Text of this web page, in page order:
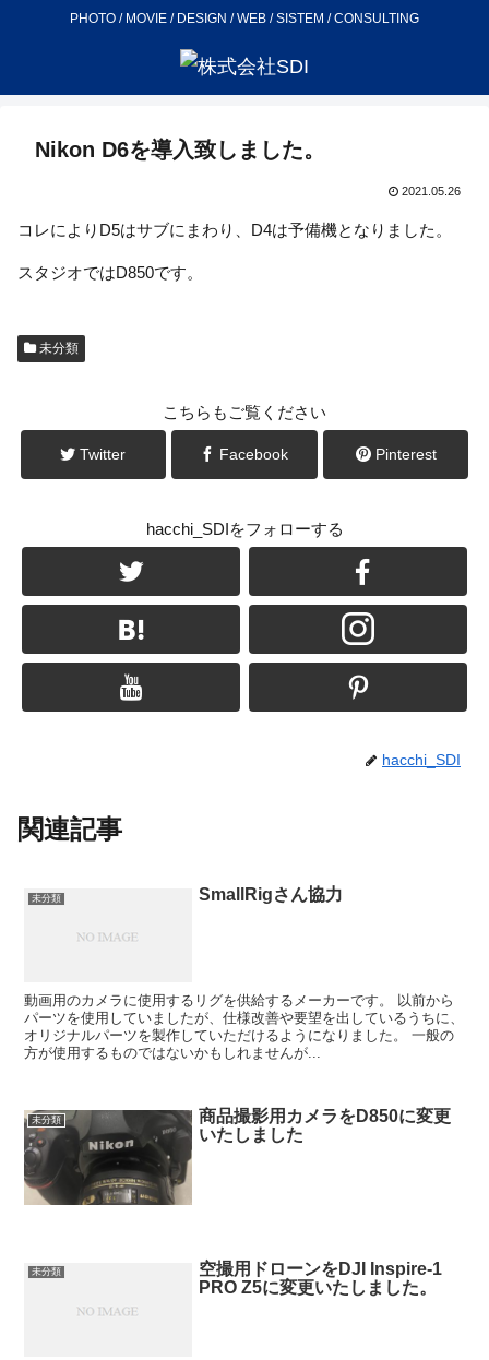
PHOTO / MOVIE / DESIGN / WEB / SISTEM / CONSULTING
Nikon D6を導入致しました。
2021.05.26
コレによりD5はサブにまわり、D4は予備機となりました。
スタジオではD850です。
未分類
こちらもご覧ください
Twitter Facebook Pinterest
hacchi_SDIをフォローする
hacchi_SDI
関連記事
未分類 SmallRigさん協力
動画用のカメラに使用するリグを供給するメーカーです。 以前から
パーツを使用していましたが、仕様改善や要望を出しているうちに、
オリジナルパーツを製作していただけるようになりました。 一般の
方が使用するものではないかもしれませんが...
未分類
商品撮影用カメラをD850に変更
いたしました
未分類
空撮用ドローンをDJI Inspire-1
PRO Z5に変更いたしました。